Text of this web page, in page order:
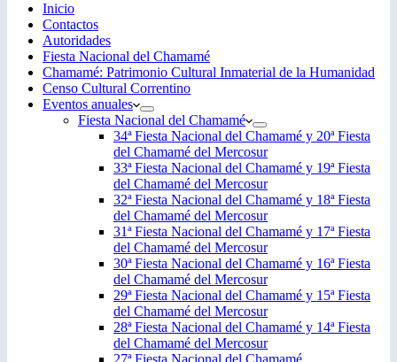
Inicio
Contactos
Autoridades
Fiesta Nacional del Chamamé
Chamamé: Patrimonio Cultural Inmaterial de la Humanidad
Censo Cultural Correntino
Eventos anuales
Fiesta Nacional del Chamamé
34ª Fiesta Nacional del Chamamé y 20ª Fiesta
del Chamamé del Mercosur
33ª Fiesta Nacional del Chamamé y 19ª Fiesta
del Chamamé del Mercosur
32ª Fiesta Nacional del Chamamé y 18ª Fiesta
del Chamamé del Mercosur
31ª Fiesta Nacional del Chamamé y 17ª Fiesta
del Chamamé del Mercosur
30ª Fiesta Nacional del Chamamé y 16ª Fiesta
del Chamamé del Mercosur
29ª Fiesta Nacional del Chamamé y 15ª Fiesta
del Chamamé del Mercosur
28ª Fiesta Nacional del Chamamé y 14ª Fiesta
del Chamamé del Mercosur
27ª Fiesta Nacional del Chamamé